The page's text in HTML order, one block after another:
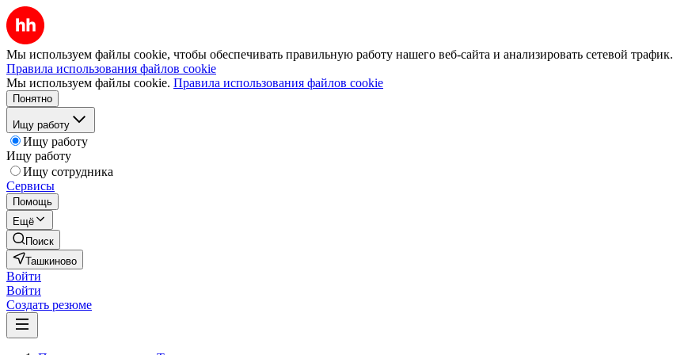
Мы используем файлы cookie, чтобы обеспечивать правильную работу нашего веб-сайта и анализировать сетевой трафик.
Правила использования файлов cookie
Мы используем файлы cookie. Правила использования файлов cookie
Понятно
Ищу работу
Ищу работу
Ищу работу
Ищу сотрудника
Сервисы
Помощь
Ещё
Поиск
Ташкиново
Войти
Войти
Создать резюме